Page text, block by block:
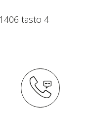
tasto 4